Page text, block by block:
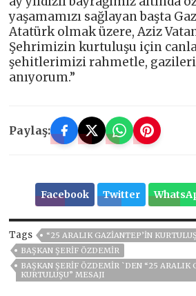
yaşamamızı sağlayan başta
Atatürk olmak üzere, Aziz
Şehrimizin kurtuluşu için
şehitlerimizi rahmetle,
anıyorum.”
Paylaş:
Facebook Twitter
Tags
“25 ARALIK GAZIANTEP’IN
BAŞKAN ŞERİF ÖZDEMİR
BAŞKAN ŞERIF ÖZDEMIR `DEN “25 ARALIK
KURTULUŞU” MESAJI